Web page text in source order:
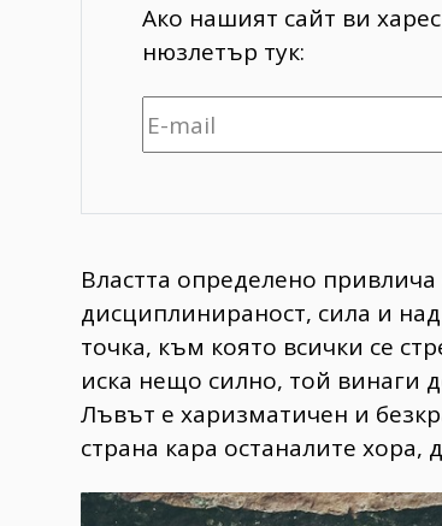
Ако нашият сайт ви
нюзлетър тук:
Властта определено
дисциплинираност, сила и
точка, към която всички се
иска нещо силно, той винаги
Лъвът е харизматичен и
страна кара останалите хора,